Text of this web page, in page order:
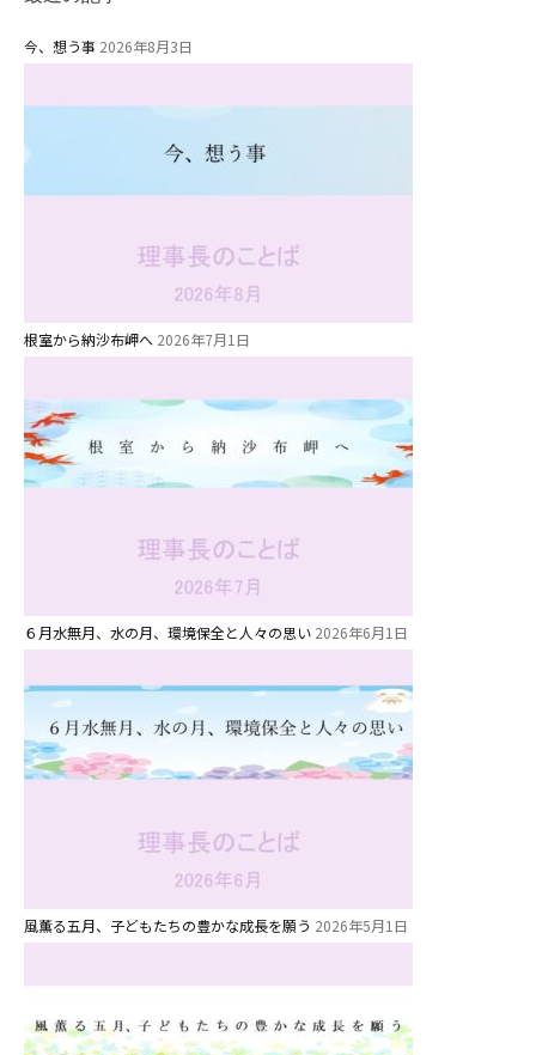
今、想う事 2026年8月3日
根室から納沙布岬へ 2026年7月1日
６月水無月、水の月、環境保全と人々の思い 2026年6月1日
風薫る五月、子どもたちの豊かな成長を願う 2026年5月1日
お知らせ